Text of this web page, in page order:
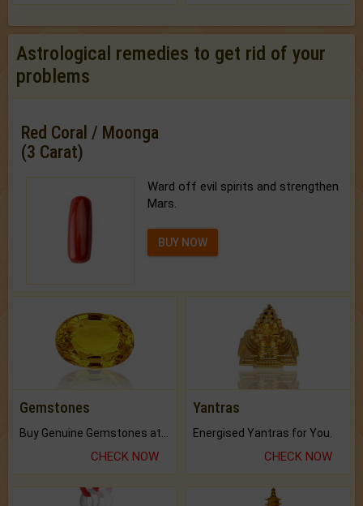
Astrological remedies to get rid of your
problems
Red Coral / Moonga
(3 Carat)
Ward off evil spirits and strengthen
Mars.
BUY NOW
Gemstones
CHECK NOW
Yantras
Energised Yantras for You.
CHECK NOW